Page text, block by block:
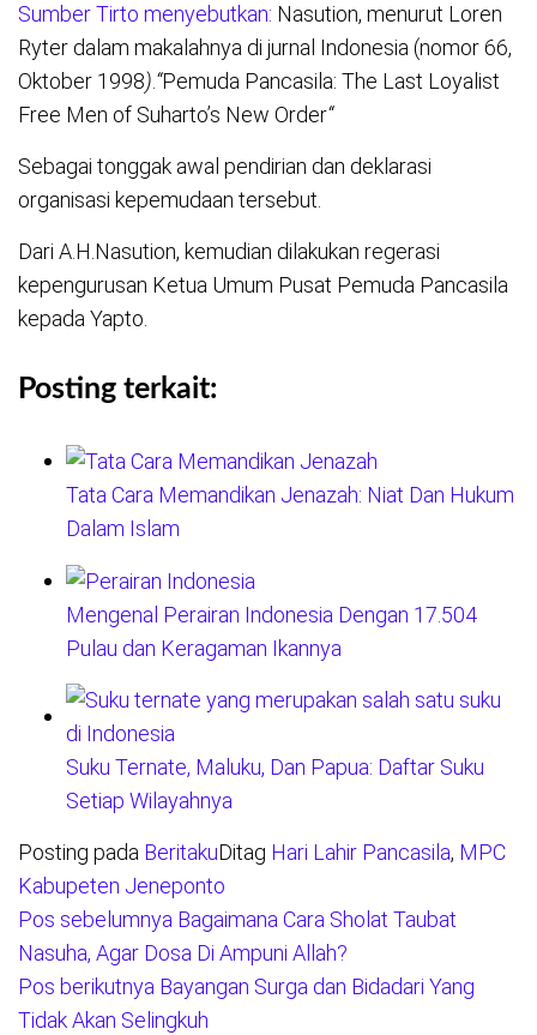
Sumber Tirto menyebutkan: Nasution, menurut Loren
Ryter dalam makalahnya di jurnal Indonesia (nomor 66,
Oktober 1998) “Pemuda Pancasila: The Last Loyalist
Free Men of Suharto’s New Order“
Sebagai tonggak awal pendirian dan deklarasi
organisasi kepemudaan tersebut.
Dari A.H.Nasution, kemudian dilakukan regerasi
kepengurusan Ketua Umum Pusat Pemuda Pancasila
kepada Yapto.
Posting terkait:
Tata Cara Memandikan Jenazah: Niat Dan Hukum
Dalam Islam
Mengenal Perairan Indonesia Dengan 17.504
Pulau dan Keragaman Ikannya
Suku Ternate, Maluku, Dan Papua: Daftar Suku
Setiap Wilayahnya
Posting pada BeritakuDitag Hari Lahir Pancasila, MPC
Kabupeten Jeneponto
Navigasi
pos
Pos sebelumnya Bagaimana Cara Sholat Taubat
Nasuha, Agar Dosa Di Ampuni Allah?
Pos berikutnya Bayangan Surga dan Bidadari Yang
Tidak Akan Selingkuh